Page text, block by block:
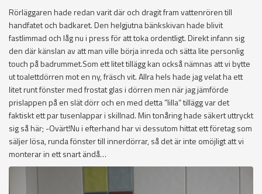
Rörläggaren hade redan varit där och dragit fram vattenrören till
handfatet och badkaret. Den helgjutna bänkskivan hade blivit
fastlimmad och låg nu i press för att toka ordentligt. Direkt infann sig
den där känslan av att man ville börja inreda och sätta lite personlig
touch på badrummet.Som ett litet tillägg kan också nämnas att vi bytte
ut toalettdörren mot en ny, fräsch vit. Allra hels hade jag velat ha ett
litet runt fönster med frostat glas i dörren men när jag jämförde
prislappen på en slät dörr och en med detta ”lilla” tillägg var det
faktiskt ett par tusenlappar i skillnad. Min tonåring hade säkert uttryckt
sig så här; -Ovärt!Nu i efterhand har vi dessutom hittat ett företag som
säljer lösa, runda fönster till innerdörrar, så det är inte omöjligt att vi
monterar in ett snart ändå…